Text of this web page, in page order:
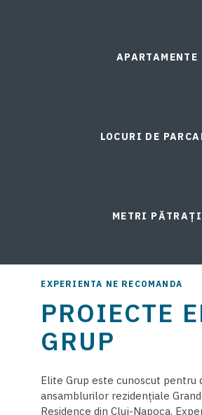
APARTAMENTE
LOCURI DE
METRI PĂTRAȚI
EXPERIENTA NE RECOMANDA
PROIECTE
GRUP
Elite Grup este cunoscut pentru
ansamblurilor rezidențiale
Residence din Cluj-Napoca.